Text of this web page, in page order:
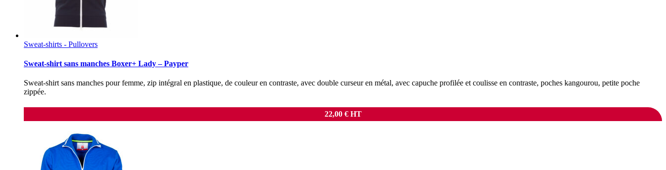
Sweat-shirts - Pullovers
Sweat-shirt sans manches Boxer+ Lady – Payper
Sweat-shirt sans manches pour femme, zip intégral en plastique, de couleur en contraste, avec double curseur en métal, avec capuche profilée et coulisse en contraste, poches kangourou, petite poche
zippée.
22,00 €HT